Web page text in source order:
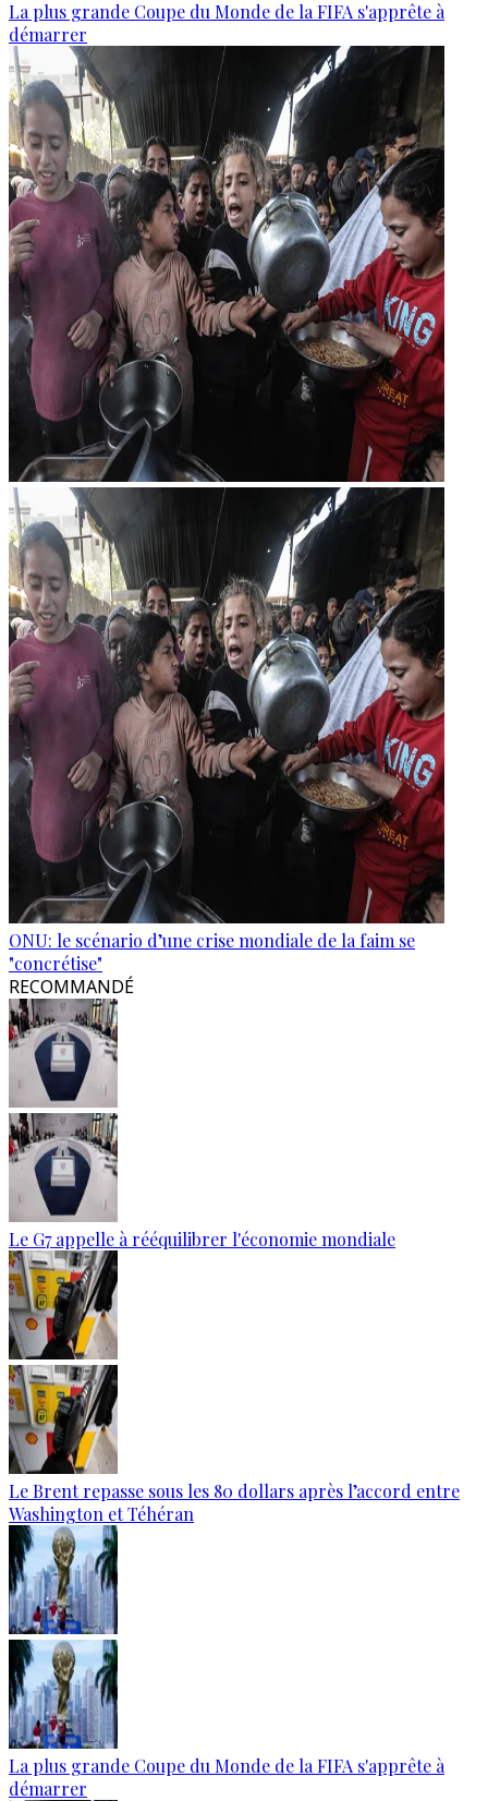
La plus grande Coupe du Monde de la FIFA s'apprête à
démarrer
ONU: le scénario d’une crise mondiale de la faim se
"concrétise"
RECOMMANDÉ
Le G7 appelle à rééquilibrer l'économie mondiale
Le Brent repasse sous les 80 dollars après l’accord entre
Washington et Téhéran
La plus grande Coupe du Monde de la FIFA s'apprête à
démarrer